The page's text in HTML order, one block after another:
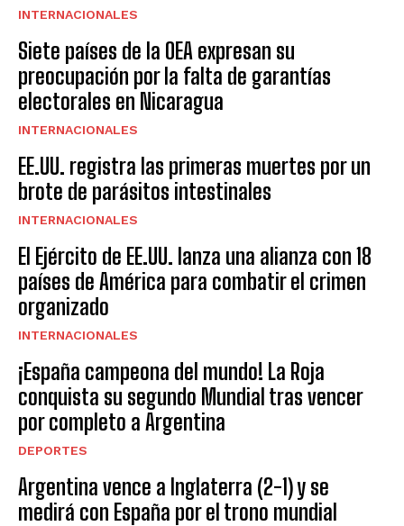
INTERNACIONALES
Siete países de la OEA expresan su
preocupación por la falta de garantías
electorales en Nicaragua
INTERNACIONALES
EE.UU. registra las primeras muertes por un
brote de parásitos intestinales
INTERNACIONALES
El Ejército de EE.UU. lanza una alianza con 18
países de América para combatir el crimen
organizado
INTERNACIONALES
¡España campeona del mundo! La Roja
conquista su segundo Mundial tras vencer
por completo a Argentina
DEPORTES
Argentina vence a Inglaterra (2-1) y se
medirá con España por el trono mundial